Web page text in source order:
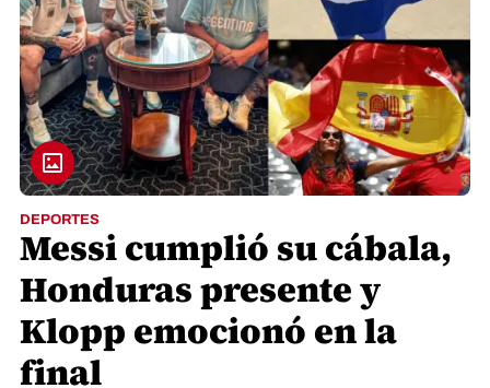
DEPORTES
Messi cumplió su cábala,
Honduras presente y
Klopp emocionó en la
final